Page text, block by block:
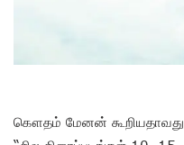
கௌதம் மேனன்